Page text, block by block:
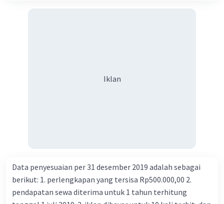
Iklan
Data penyesuaian per 31 desember 2019 adalah sebagai
berikut: 1. perlengkapan yang tersisa Rp500.000,00 2.
pendapatan sewa diterima untuk 1 tahun terhitung